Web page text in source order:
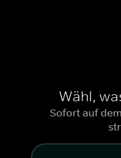
Wähl,
Sofort auf